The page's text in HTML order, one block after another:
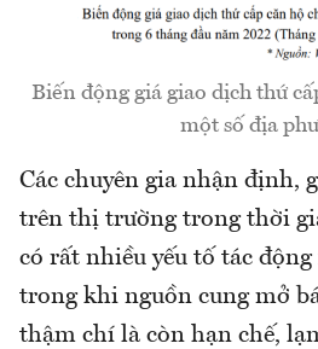
Biến động giá giao dịch thứ
một số địa
Các chuyên gia nhận định,
trên thị trường trong thời
có rất nhiều yếu tố tác
trong khi nguồn cung mở
thậm chí là còn hạn chế,